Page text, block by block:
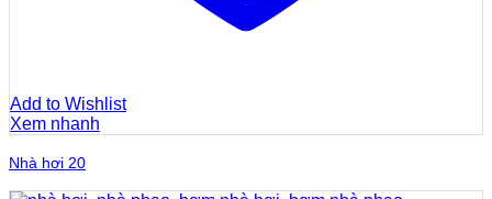
Add to Wishlist
Xem nhanh
Nhà hơi 20